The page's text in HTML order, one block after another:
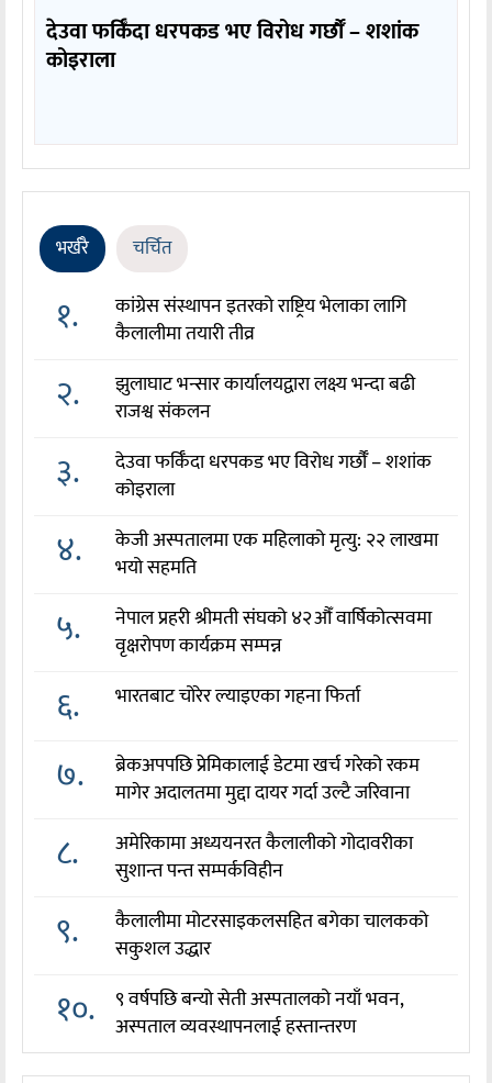
देउवा फर्किँदा धरपकड भए विरोध गर्छौँं – शशांक
कोइराला
भर्खरै चर्चित
१.
कांग्रेस संस्थापन इतरको राष्ट्रिय भेलाका लागि
कैलालीमा तयारी तीव्र
२.
झुलाघाट भन्सार कार्यालयद्वारा लक्ष्य भन्दा बढी
राजश्व संकलन
३.
देउवा फर्किँदा धरपकड भए विरोध गर्छौँं – शशांक
कोइराला
४.
केजी अस्पतालमा एक महिलाको मृत्यु: २२ लाखमा
भयो सहमति
५.
नेपाल प्रहरी श्रीमती संघको ४२औँ वार्षिकोत्सवमा
वृक्षरोपण कार्यक्रम सम्पन्न
६. भारतबाट चोरेर ल्याइएका गहना फिर्ता
७.
ब्रेकअपपछि प्रेमिकालाई डेटमा खर्च गरेको रकम
मागेर अदालतमा मुद्दा दायर गर्दा उल्टै जरिवाना
८.
अमेरिकामा अध्ययनरत कैलालीको गोदावरीका
सुशान्त पन्त सम्पर्कविहीन
९.
कैलालीमा मोटरसाइकलसहित बगेका चालकको
सकुशल उद्धार
१०.
९ वर्षपछि बन्यो सेती अस्पतालको नयाँ भवन,
अस्पताल व्यवस्थापनलाई हस्तान्तरण